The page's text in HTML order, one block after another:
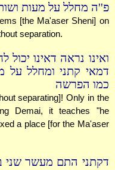
פ''ה מחלל על מעות
[the Ma'aser Sheni] on
separation.
ואינו נראה דאינו
דמאי קתני ומחלל על
כמו הפרשה
separating]! Only in the
Demai, it teaches "he
a place [for the Ma'aser
דקתני התם מעשר שני